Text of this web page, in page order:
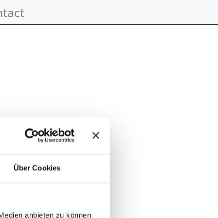
Über Cookies
anbieten zu können